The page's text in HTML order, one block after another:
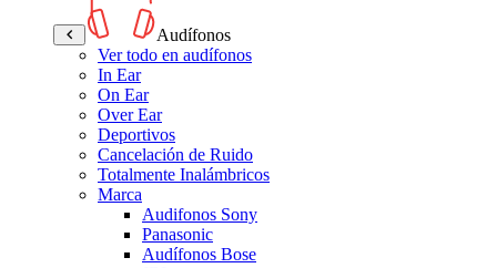
Audífonos
Ver todo en audífonos
In Ear
On Ear
Over Ear
Deportivos
Cancelación de Ruido
Totalmente Inalámbricos
Marca
Audifonos Sony
Panasonic
Audífonos Bose